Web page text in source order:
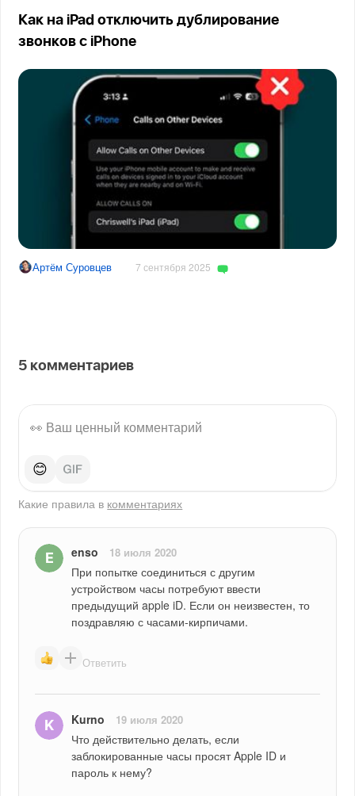
Как на iPad отключить дублирование
звонков с iPhone
Артём Суровцев 7 сентября 2025
5 комментариев
😊
Какие правила в комментариях
enso 18 июля 2020
При попытке соединиться с другим
устройством часы потребуют ввести
предыдущий apple iD. Если он неизвестен, то
поздравляю с часами-кирпичами.
Ответить
Kurno 19 июля 2020
Что действительно делать, если
заблокированные часы просят Apple ID и
пароль к нему?